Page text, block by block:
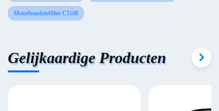
Motorbrandstoffilter C5108
Gelijkaardige Producten